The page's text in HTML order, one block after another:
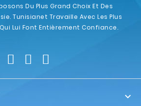
Du Plus Grand Choix Et Des
Tunisianet Travaille Avec Les Plus
Lui Font Entièrement Confiance.
